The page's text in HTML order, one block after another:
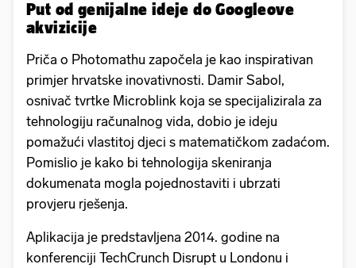
Put od genijalne ideje do Googleove
akvizicije
Priča o Photomathu započela je kao inspirativan
primjer hrvatske inovativnosti. Damir Sabol,
osnivač tvrtke Microblink koja se specijalizirala za
tehnologiju računalnog vida, dobio je ideju
pomažući vlastitoj djeci s matematičkom zadaćom.
Pomislio je kako bi tehnologija skeniranja
dokumenata mogla pojednostaviti i ubrzati
provjeru rješenja.
Aplikacija je predstavljena 2014. godine na
konferenciji TechCrunch Disrupt u Londonu i